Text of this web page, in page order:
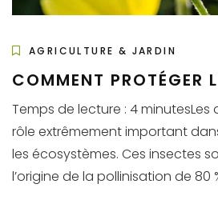
AGRICULTURE & JARDIN
COMMENT PROTÉGER
Temps de lecture : 4 minutesLes
rôle extrêmement important
les écosystèmes. Ces insectes
l’origine de la pollinisation de 80